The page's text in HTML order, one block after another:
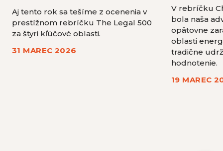
Aj tento rok sa tešíme z ocenenia v
prestížnom rebríčku The Legal 500
za štyri kľúčové oblasti.
31 MAREC 2026
V rebríčku
bola naša
opätovne
oblasti
tradične
hodnotenie.
19 MAREC